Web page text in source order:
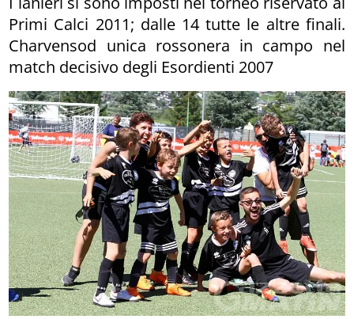
Primi Calci 2011; dalle 14 tutte le altre finali.
Charvensod unica rossonera in campo nel
match decisivo degli Esordienti 2007